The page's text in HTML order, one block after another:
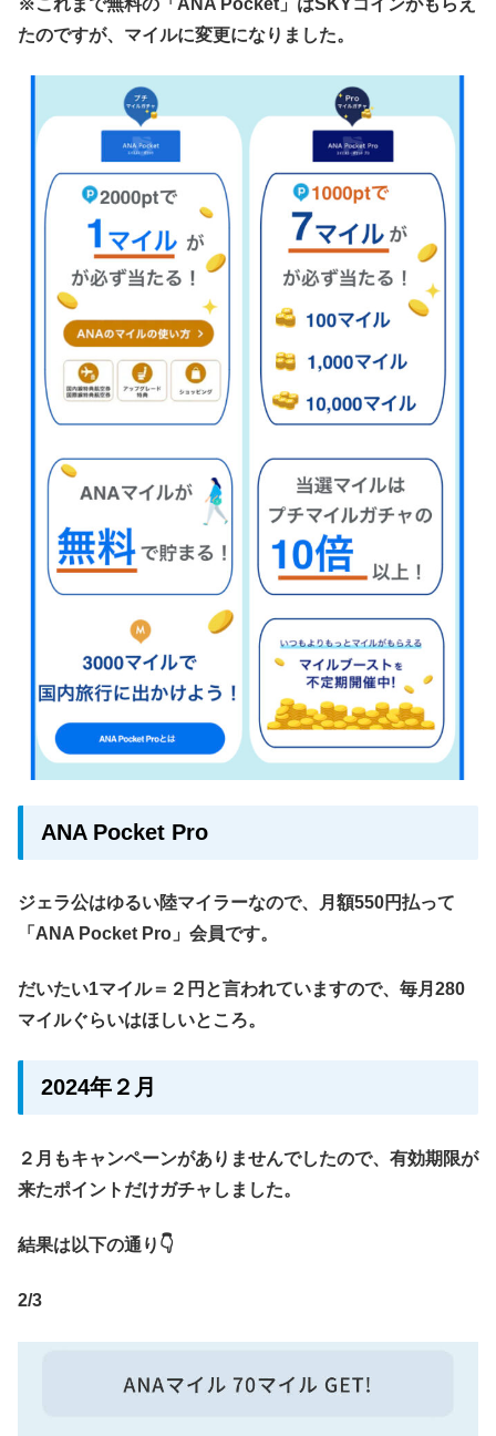
たのですが、マイルに変更になりました。
ANA Pocket Pro
ジェラ公はゆるい陸マイラーなので、月額550円払って
「ANA Pocket Pro」会員です。
だいたい1マイル＝２円と言われていますので、毎月280
マイルぐらいはほしいところ。
2024年２月
２月もキャンペーンがありませんでしたので、有効期限が
来たポイントだけガチャしました。
結果は以下の通り👇
2/3